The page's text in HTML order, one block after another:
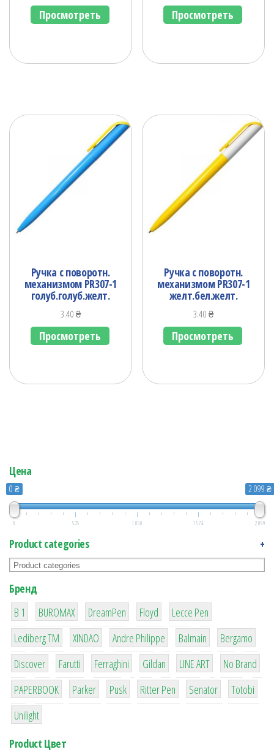
Просмотреть Просмотреть
Ручка с поворотн.
механизмом PR307-1
голуб.голуб.желт.
3.40₴
Просмотреть
Ручка с поворотн.
механизмом PR307-1
желт.бел.желт.
3.40₴
Просмотреть
Цена
0 ₴ 2 099 ₴
0 525 1 050 1 574 2 099
Product categories +
Бренд
B 1
1
BUROMAX
1
DreamPen
2
Floyd
2
Lecce Pen
3
Lediberg ТМ
3
XINDAO
1
Andre Philippe
4
Balmain
26
Bergamo
64
Discover
299
Farutti
4
Ferraghini
42
Gildan
4
LINE ART
90
No Brand
8
PAPERBOOK
6
Parker
2
Pusk
22
Ritter Pen
15
Senator
43
Totobi
1
Unilight
Product Цвет